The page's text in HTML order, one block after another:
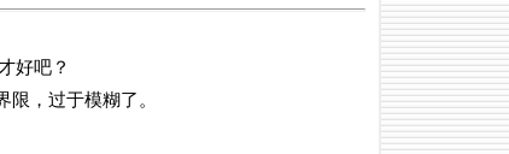
好吧？
限，过于模糊了。